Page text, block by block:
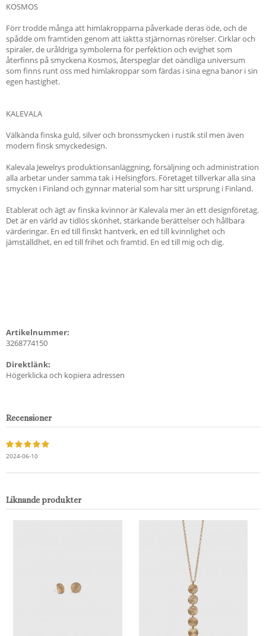
KOSMOS
Förr trodde många att himlakropparna påverkade deras öde, och de
spådde om framtiden genom att iaktta stjärnornas rörelser. Cirklar och
spiraler, de uråldriga symbolerna för perfektion och evighet som
återfinns på smyckena Kosmos, återspeglar det oändliga universum
som finns runt oss med himlakroppar som färdas i sina egna banor i sin
egen hastighet.
KALEVALA
Välkända finska guld, silver och bronssmycken i rustik stil men även
modern finsk smyckedesign.
Kalevala Jewelrys produktionsanläggning, försäljning och administration
alla arbetar under samma tak i Helsingfors. Företaget tillverkar alla sina
smycken i Finland och gynnar material som har sitt ursprung i Finland.
Etablerat och ägt av finska kvinnor är Kalevala mer än ett designföretag.
Det är en värld av tidlös skönhet, stärkande berättelser och hållbara
värderingar. En ed till finskt hantverk, en ed till kvinnlighet och
jämställdhet, en ed till frihet och framtid. En ed till mig och dig.
Artikelnummer:
3268774150
Direktlänk:
Högerklicka och kopiera adressen
Recensioner
2024-06-10
Liknande produkter